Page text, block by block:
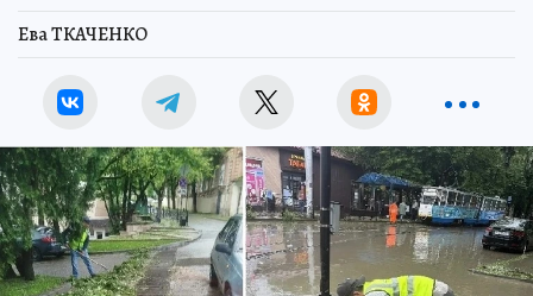
Ева ТКАЧЕНКО